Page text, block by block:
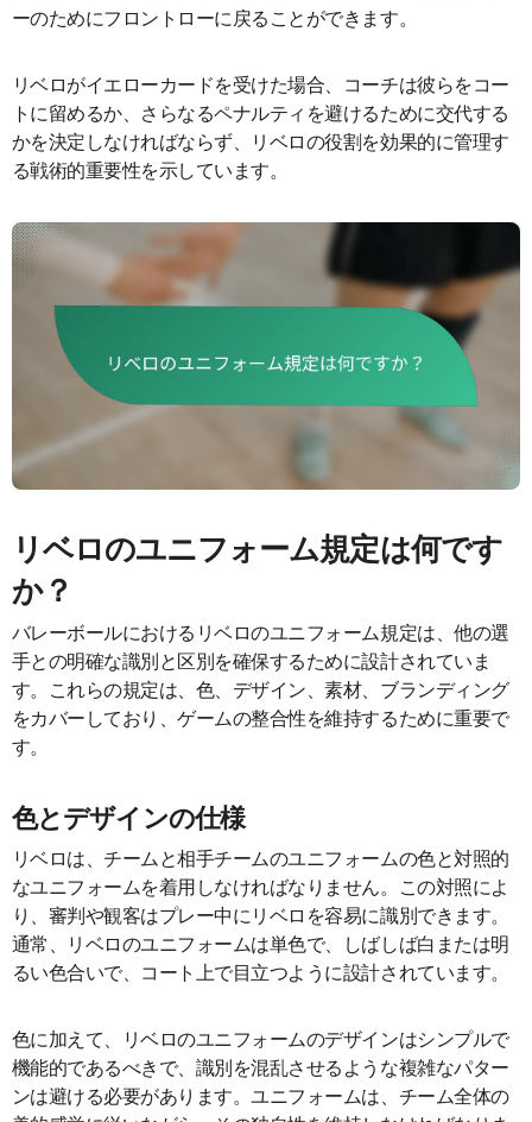
ーのためにフロントローに戻ることができます。
リベロがイエローカードを受けた場合、コーチは彼らをコー
トに留めるか、さらなるペナルティを避けるために交代する
かを決定しなければならず、リベロの役割を効果的に管理す
る戦術的重要性を示しています。
リベロのユニフォーム規定は何です
か？
バレーボールにおけるリベロのユニフォーム規定は、他の選
手との明確な識別と区別を確保するために設計されていま
す。これらの規定は、色、デザイン、素材、ブランディング
をカバーしており、ゲームの整合性を維持するために重要で
す。
色とデザインの仕様
リベロは、チームと相手チームのユニフォームの色と対照的
なユニフォームを着用しなければなりません。この対照によ
り、審判や観客はプレー中にリベロを容易に識別できます。
通常、リベロのユニフォームは単色で、しばしば白または明
るい色合いで、コート上で目立つように設計されています。
色に加えて、リベロのユニフォームのデザインはシンプルで
機能的であるべきで、識別を混乱させるような複雑なパター
ンは避ける必要があります。ユニフォームは、チーム全体の